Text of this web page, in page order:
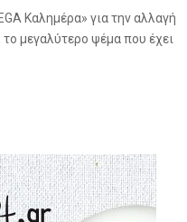
Καλημέρα» για την αλλαγή
μεγαλύτερο ψέμα που έχει